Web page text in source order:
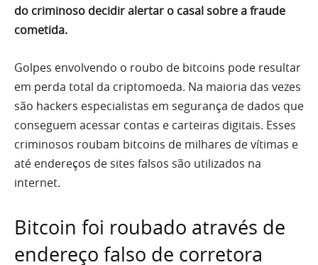
do criminoso decidir alertar o casal sobre a fraude
cometida.
Golpes envolvendo o roubo de bitcoins pode resultar
em perda total da criptomoeda. Na maioria das vezes
são hackers especialistas em segurança de dados que
conseguem acessar contas e carteiras digitais. Esses
criminosos roubam bitcoins de milhares de vítimas e
até endereços de sites falsos são utilizados na
internet.
Bitcoin foi roubado através de
endereço falso de corretora